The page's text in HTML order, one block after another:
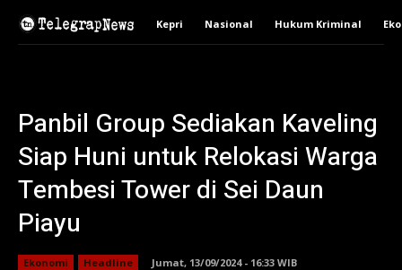
Kepri Nasional Hukum Kriminal
Panbil Group Sediakan Kaveling
Siap Huni untuk Relokasi Warga
Tembesi Tower di Sei Daun
Piayu
Ekonomi Headline Jumat, 13/09/2024 - 16:33 WIB